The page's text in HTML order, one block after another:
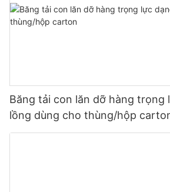
Băng tải con lăn dỡ hàng trọng
lồng dùng cho thùng/hộp